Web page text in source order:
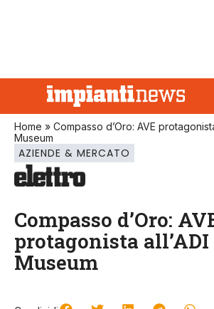
Home » Compasso d’Oro: AVE
Museum
AZIENDE & MERCATO
Compasso d’Oro:
protagonista all’ADI
Museum